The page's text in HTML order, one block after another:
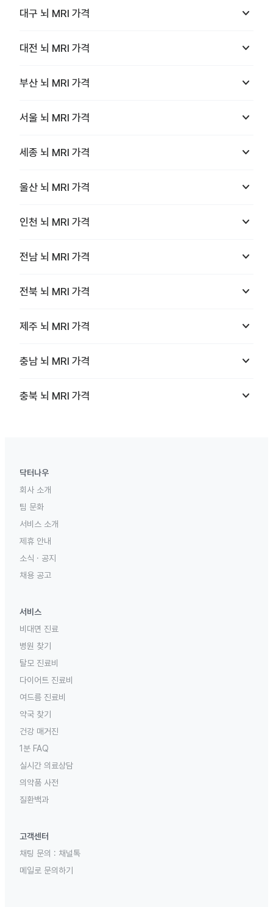
대구 뇌 MRI 가격 keyboard_arrow_down
대전 뇌 MRI 가격 keyboard_arrow_down
부산 뇌 MRI 가격 keyboard_arrow_down
서울 뇌 MRI 가격 keyboard_arrow_down
세종 뇌 MRI 가격 keyboard_arrow_down
울산 뇌 MRI 가격 keyboard_arrow_down
인천 뇌 MRI 가격 keyboard_arrow_down
전남 뇌 MRI 가격 keyboard_arrow_down
전북 뇌 MRI 가격 keyboard_arrow_down
제주 뇌 MRI 가격 keyboard_arrow_down
충남 뇌 MRI 가격 keyboard_arrow_down
충북 뇌 MRI 가격 keyboard_arrow_down
닥터나우
회사 소개
팀 문화
서비스 소개
제휴 안내
소식 · 공지
채용 공고
서비스
비대면 진료
병원 찾기
탈모 진료비
다이어트 진료비
여드름 진료비
약국 찾기
건강 매거진
1분 FAQ
실시간 의료상담
의약품 사전
질환백과
고객센터
채팅 문의 : 채널톡
메일로 문의하기